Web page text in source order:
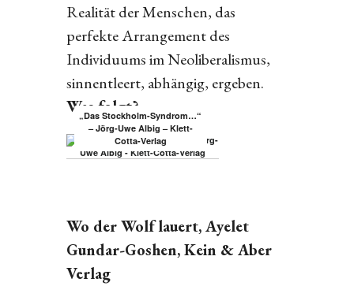
Realität der Menschen, das
perfekte Arrangement des
Individuums im Neoliberalismus,
sinnentleert, abhängig, ergeben.
Was folgt?
„Das Stockholm-Syndrom…“
– Jörg-Uwe Albig – Klett-
Cotta-Verlag
Wo der Wolf lauert, Ayelet
Gundar-Goshen, Kein & Aber
Verlag